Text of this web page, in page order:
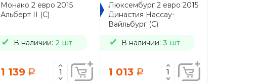
Монако 2 евро 2015
Альберт II (C)
В наличии: 2 шт
1 139 a
Люксембург 2 евро 2015
Династия Нассау-
Вайльбург (C)
В наличии: 3 шт
1 013 a